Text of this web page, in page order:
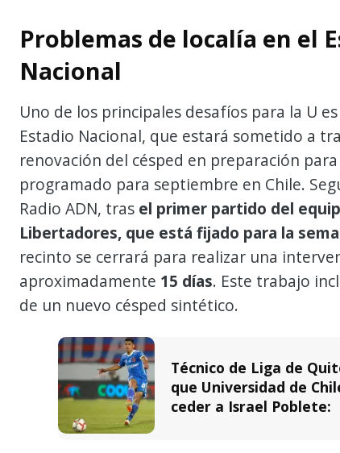
Problemas de localía en el
Nacional
Uno de los principales desafíos para la U
Estadio Nacional, que estará sometido a
renovación del césped en preparación
programado para septiembre en Chile.
Radio ADN, tras el primer partido del
Libertadores, que está fijado para la
recinto se cerrará para realizar una
aproximadamente 15 días. Este trabajo
de un nuevo césped sintético.
Técnico de Liga de
que Universidad de
ceder a Israel Poblete: